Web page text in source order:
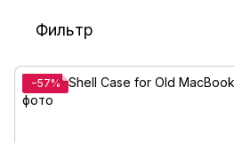
Фильтр
−57%